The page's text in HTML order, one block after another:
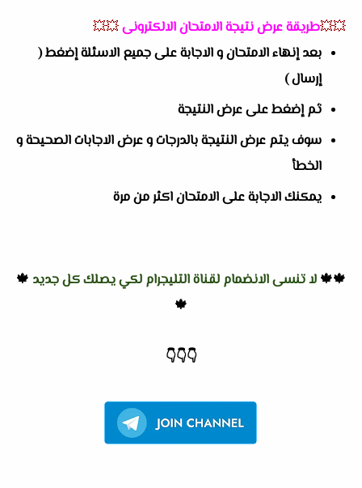
💥💥طريقة عرض نتيجة الامتحان الالكترونى💥💥
بعد إنهاء الامتحان و الاجابة على جميع الاسئلة إضغط (
إرسال )
ثم إضغط على عرض النتيجة
سوف يتم عرض النتيجة بالدرجات و عرض الاجابات الصحيحة و
الخطأ
يمكنك الاجابة على الامتحان اكثر من مرة
🍁🍁 لا تنسى الانضمام لقناة التليجرام لكي يصلك كل جديد 🍁
🍁
👇
👇
👇